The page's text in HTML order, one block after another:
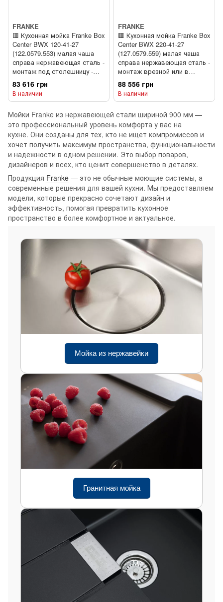
FRANKE
🟥 Кухонная мойка Franke Box
Center BWX 120-41-27
(122.0579.553) малая чаша
справа нержавеющая сталь -
монтаж под столешницу -
полированная
83 616 грн
В наличии
FRANKE
🟥 Кухонная мойка Franke Box
Center BWX 220-41-27
(127.0579.559) малая чаша
справа нержавеющая сталь -
монтаж врезной или в
уровень со столешницей -
полированная
88 556 грн
В наличии
Мойки Franke из нержавеющей стали шириной 900 мм —
это профессиональный уровень комфорта у вас на
кухне. Они созданы для тех, кто не ищет компромиссов и
хочет получить максимум пространства, функциональности
и надёжности в одном решении. Это выбор поваров,
дизайнеров и всех, кто ценит совершенство в деталях.
Продукция Franke — это не обычные моющие системы, а
современные решения для вашей кухни. Мы предоставляем
модели, которые прекрасно сочетают дизайн и
эффективность, помогая превратить кухонное
пространство в более комфортное и актуальное.
Мойка из нержавейки
Гранитная мойка